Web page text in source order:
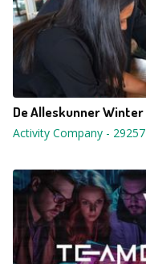
De Alleskunner Winter
Activity Company - 29257